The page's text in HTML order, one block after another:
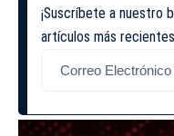
¡Suscríbete a nuestro
artículos más